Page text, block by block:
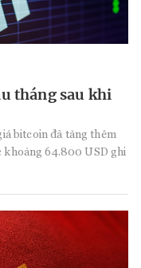
tháng sau khi
bitcoin đã tăng thêm
khoảng 64.800 USD ghi